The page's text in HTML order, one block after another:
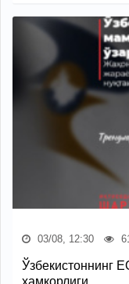
03/08, 12:30
Ўзбекистоннинг
ҳамкорлиги